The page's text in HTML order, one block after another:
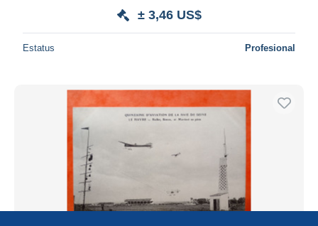
± 3,46 US$
Estatus Profesional